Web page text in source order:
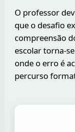
O professor
que o desafio
compreensão
escolar torna-
onde o erro é
percurso